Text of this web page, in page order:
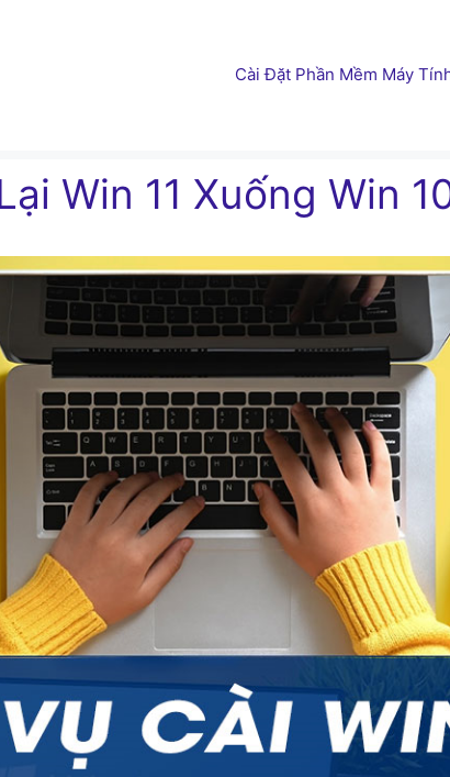
Cài Đặt Phần Mềm Máy
Win 11 Xuống Win